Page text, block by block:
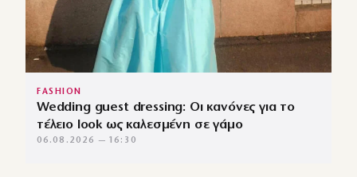
FASHION
Wedding guest dressing: Οι κανόνες για το
τέλειο look ως καλεσμένη σε γάμο
06.08.2026 — 16:30